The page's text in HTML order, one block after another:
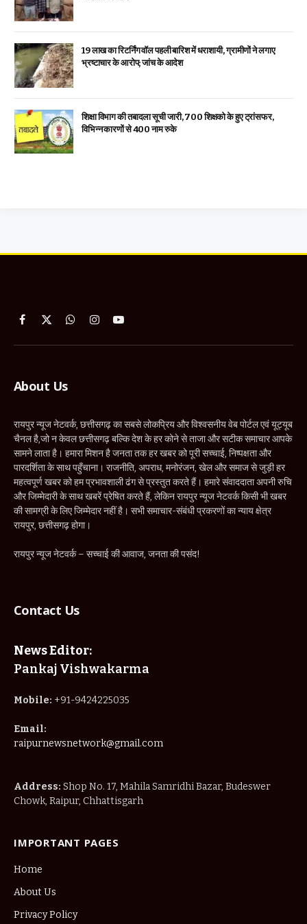
19 लाख का रिटर्निंग वॉल पहली बारिश में धराशायी, ग्रामीणों ने लगाए
भ्रष्टाचार के आरोप; जांच के आदेश
शिक्षा विभाग की तबादला सूची जारी, 700 शिक्षको के हुए ट्रांसफर,
विभिन्न कारणों से 400 नाम रुके
Facebook
X
WhatsApp
InstagramYouTube
About Us
रायपुर न्यूज नेटवर्क, छत्तीसगढ़ का सबसे लोकप्रिय और विश्वसनीय वेब पोर्टल एवं यूट्यूब
चैनल है,जो न केवल छत्तीसगढ़ बल्कि देश के हर कोने से ताजा और सटीक समाचार आपके
सामने लाता है। हमारा मिशन है जनता तक हर खबर को पूरी सच्चाई, निष्पक्षता और
पारदर्शिता के साथ पहुँचाना। राजनीति, अपराध, मनोरंजन, खेल और समाज से जुड़ी हर
महत्वपूर्ण खबर को हम प्रभावशाली ढंग से प्रस्तुत करते हैं। हमारे संवाददाता अपनी रुचि
और जिम्मेदारी के साथ खबरें प्रेषित करते हैं, लेकिन रायपुर न्यूज नेटवर्क किसी भी खबर
की सामग्री के लिए जिम्मेदार नहीं है। सभी समाचार-संबंधी प्रकरणों का न्याय क्षेत्र
रायपुर, छत्तीसगढ़ होगा।
रायपुर न्यूज नेटवर्क – सच्चाई की आवाज, जनता की पसंद!
Contact Us
News Editor:
Pankaj Vishwakarma
Mobile: +91-9424225035
Email:
raipurnewsnetwork@gmail.com
Address: Shop No. 17, Mahila Samridhi Bazar, Budeswer
Chowk, Raipur, Chhattisgarh
IMPORTANT PAGES
Home
About Us
Privacy Policy